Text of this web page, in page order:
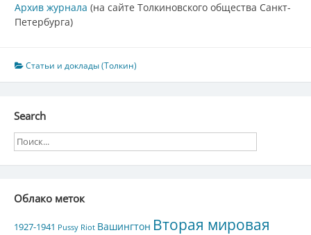
Архив журнала (на сайте Толкиновского общества Санкт-
Петербурга)
Статьи и доклады (Толкин)
Search
Облако меток
1927-1941 Pussy Riot Вашингтон Вторая мировая